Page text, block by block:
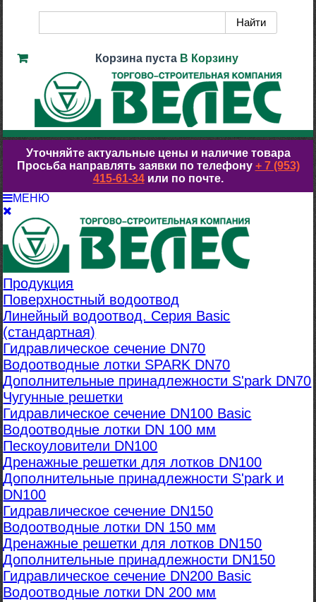
Корзина пуста В Корзину
Уточняйте актуальные цены и наличие товара
Просьба направлять заявки по телефону + 7 (953)
415-61-34или по почте.
МЕНЮ
Продукция
Поверхностный водоотвод
Линейный водоотвод. Серия Basic
(стандартная)
Гидравлическое сечение DN70
Водоотводные лотки SPARK DN70
Дополнительные принадлежности S'park DN70
Чугунные решетки
Гидравлическое сечение DN100 Basic
Водоотводные лотки DN 100 мм
Пескоуловители DN100
Дренажные решетки для лотков DN100
Дополнительные принадлежности S'park и
DN100
Гидравлическое сечение DN150
Водоотводные лотки DN 150 мм
Дренажные решетки для лотков DN150
Дополнительные принадлежности DN150
Гидравлическое сечение DN200 Basic
Водоотводные лотки DN 200 мм